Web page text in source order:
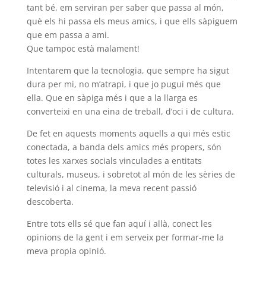
tant bé, em serviran per saber que passa al món,
què els hi passa els meus amics, i que ells sàpiguem
que em passa a ami.
Que tampoc està malament!
Intentarem que la tecnologia, que sempre ha sigut
dura per mi, no m’atrapi, i que jo pugui més que
ella. Que en sàpiga més i que a la llarga es
converteixi en una eina de treball, d’oci i de cultura.
De fet en aquests moments aquells a qui més estic
conectada, a banda dels amics més propers, són
totes les xarxes socials vinculades a entitats
culturals, museus, i sobretot al món de les sèries de
televisió i al cinema, la meva recent passió
descoberta.
Entre tots ells sé que fan aquí i allà, conect les
opinions de la gent i em serveix per formar-me la
meva propia opinió.